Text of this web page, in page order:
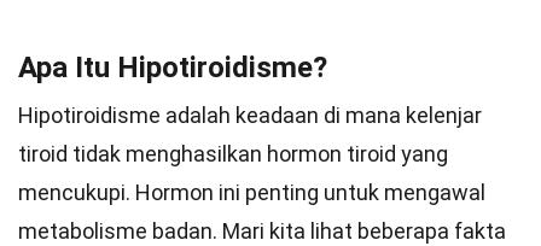
Apa Itu Hipotiroidisme?
Hipotiroidisme adalah keadaan di mana kelenjar
tiroid tidak menghasilkan hormon tiroid yang
mencukupi. Hormon ini penting untuk mengawal
metabolisme badan. Mari kita lihat beberapa fakta